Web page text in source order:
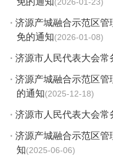
2026-01-23
· 济源产城融合示范区
免的通知 2026-01-08
· 济源市人民代表大会常
· 济源产城融合示范区
的通知 2025-12-18
· 济源市人民代表大会常
· 济源产城融合示范区管
知 2025-06-06